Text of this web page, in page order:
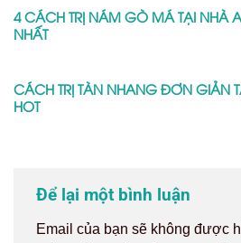
4 CÁCH TRỊ NÁM GÒ MÁ TẠI NHÀ
NHẤT
CÁCH TRỊ TÀN NHANG ĐƠN GIẢN
HOT
Để lại một bình luận
Email của bạn sẽ không được